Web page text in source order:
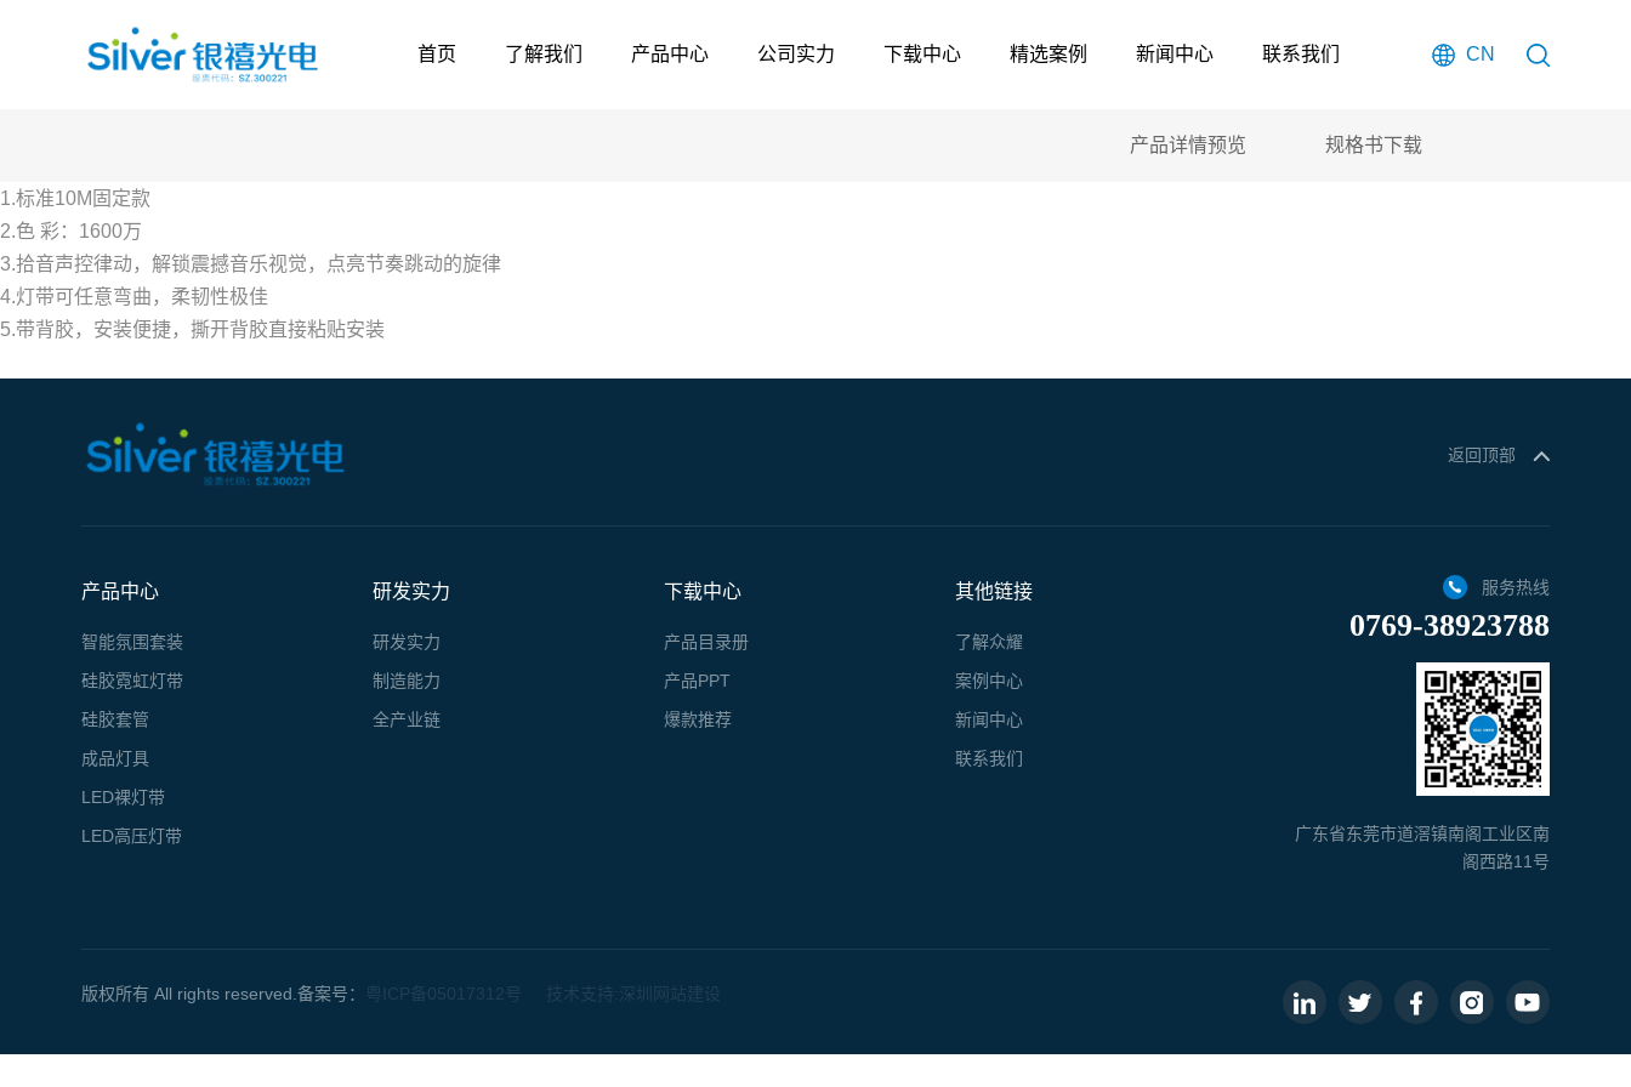
首页 了解我们 产品中心 公司实力 下载中心 精选案例 新闻中心 联系我们 CN
产品详情预览 规格书下载
1.标准10M固定款
2.色 彩：1600万
3.拾音声控律动，解锁震撼音乐视觉，点亮节奏跳动的旋律
4.灯带可任意弯曲，柔韧性极佳
5.带背胶，安装便捷，撕开背胶直接粘贴安装
返回顶部
产品中心
智能氛围套装
硅胶霓虹灯带
硅胶套管
成品灯具
LED裸灯带
LED高压灯带
研发实力
研发实力
制造能力
全产业链
下载中心
产品目录册
产品PPT
爆款推荐
其他链接
了解众耀
案例中心
新闻中心
联系我们
服务热线
0769-38923788
广东省东莞市道滘镇南阁工业区南
阁西路11号
版权所有 All rights reserved.备案号： 粤ICP备05017312号 技术支持: 深圳网站建设